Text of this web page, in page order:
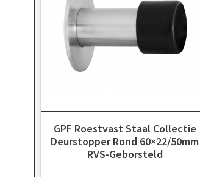
GPF Roestvast Staal Collectie
Deurstopper Rond 60×22/50mm
RVS-Geborsteld